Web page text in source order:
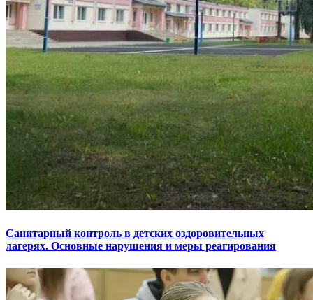
Санитарный контроль в детских оздоровительных
лагерях. Основные нарушения и меры реагирования